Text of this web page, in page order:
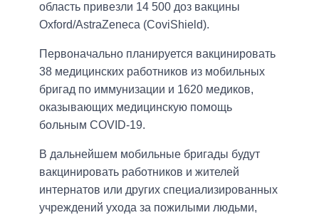
область привезли 14 500 доз вакцины
Oxford/AstraZeneca (CoviShield).
Первоначально планируется вакцинировать
38 медицинских работников из мобильных
бригад по иммунизации и 1620 медиков,
оказывающих медицинскую помощь
больным COVID-19.
В дальнейшем мобильные бригады будут
вакцинировать работников и жителей
интернатов или других специализированных
учреждений ухода за пожилыми людьми,